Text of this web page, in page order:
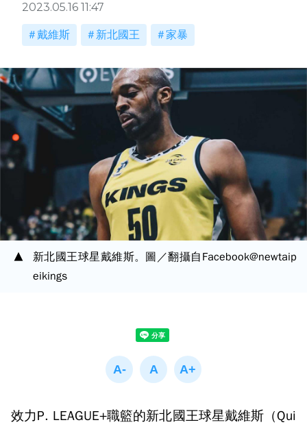
2023.05.16 11:47
戴維斯 新北國王 家暴
新北國王球星戴維斯。圖／翻攝自Facebook@newtaip
eikings
效力P. LEAGUE+職籃的新北國王球星戴維斯（Qui